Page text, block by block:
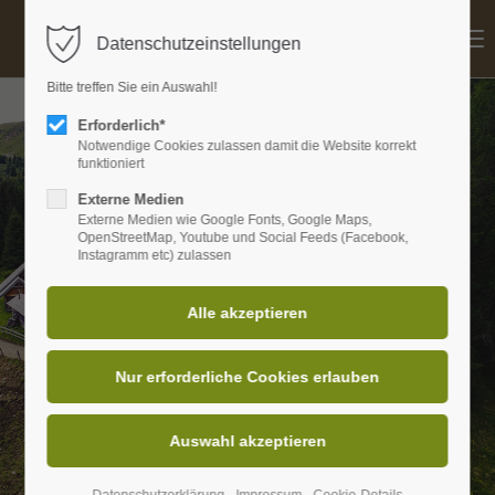
Login
Passwort
Lost your password?
Datenschutzeinstellungen
Bitte treffen Sie ein Auswahl!
Erforderlich*
Notwendige Cookies zulassen damit die Website korrekt
funktioniert
Externe Medien
Externe Medien wie Google Fonts, Google Maps,
OpenStreetMap, Youtube und Social Feeds (Facebook,
Instagramm etc) zulassen